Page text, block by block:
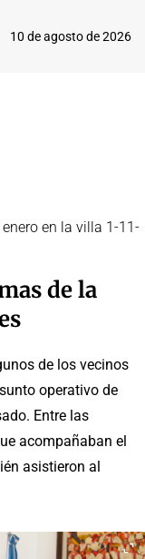
10 de agosto de 2026
en la villa 1-11-
de la
de los vecinos
operativo de
Entre las
acompañaban el
asistieron al